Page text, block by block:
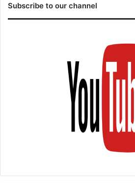
Subscribe to our channel